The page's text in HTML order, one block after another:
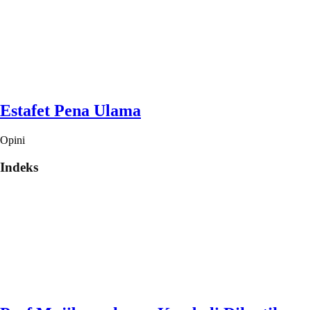
Estafet Pena Ulama
Opini
Indeks